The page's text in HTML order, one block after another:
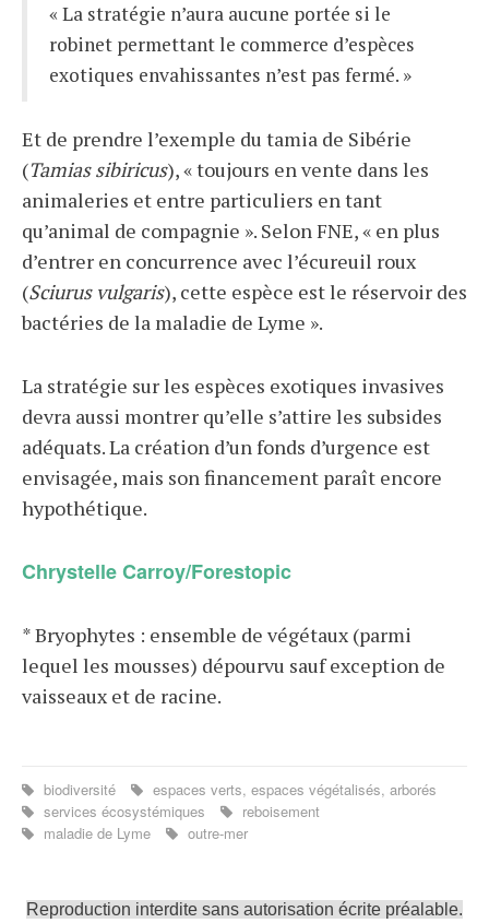
« La stratégie n’aura aucune portée si le
robinet permettant le commerce d’espèces
exotiques envahissantes n’est pas fermé. »
Et de prendre l’exemple du tamia de Sibérie
(Tamias sibiricus), « toujours en vente dans les
animaleries et entre particuliers en tant
qu’animal de compagnie ». Selon FNE, « en plus
d’entrer en concurrence avec l’écureuil roux
(Sciurus vulgaris), cette espèce est le réservoir des
bactéries de la maladie de Lyme ».
La stratégie sur les espèces exotiques invasives
devra aussi montrer qu’elle s’attire les subsides
adéquats. La création d’un fonds d’urgence est
envisagée, mais son financement paraît encore
hypothétique.
Chrystelle Carroy/Forestopic
* Bryophytes : ensemble de végétaux (parmi
lequel les mousses) dépourvu sauf exception de
vaisseaux et de racine.
biodiversité
espaces verts, espaces végétalisés, arborés
services écosystémiques
reboisement
maladie de Lyme
outre-mer
Reproduction interdite sans autorisation écrite préalable.